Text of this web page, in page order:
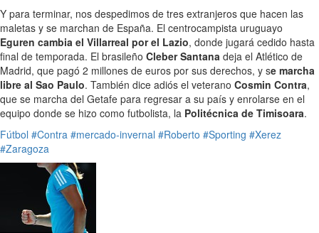
Y para terminar, nos despedimos de tres extranjeros que hacen las
maletas y se marchan de España. El centrocampista uruguayo
Eguren cambia el Villarreal por el Lazio, donde jugará cedido hasta
final de temporada. El brasileño Cleber Santana deja el Atlético de
Madrid, que pagó 2 millones de euros por sus derechos, y se marcha
libre al Sao Paulo. También dice adiós el veterano Cosmin Contra,
que se marcha del Getafe para regresar a su país y enrolarse en el
equipo donde se hizo como futbolista, la Politécnica de Timisoara.
Fútbol #Contra #mercado-invernal #Roberto #Sporting #Xerez
#Zaragoza